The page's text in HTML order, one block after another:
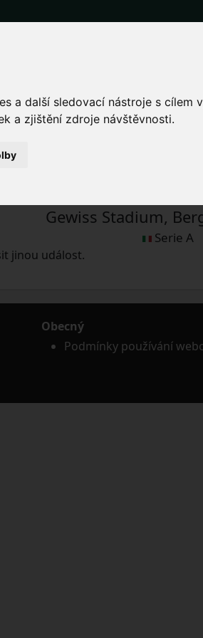
a další sledovací nástroje s cílem
a zjištění zdroje návštěvnosti.
na
Gewiss Stadium,
Serie A
jinou událost.
Obecný
Podmínky používání